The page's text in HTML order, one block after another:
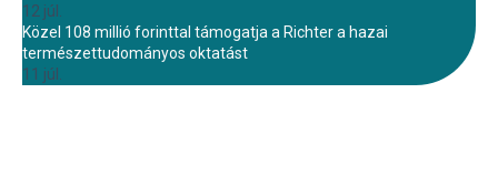
12 júl.
Közel 108 millió forinttal támogatja a Richter a hazai
természettudományos oktatást
11 júl.